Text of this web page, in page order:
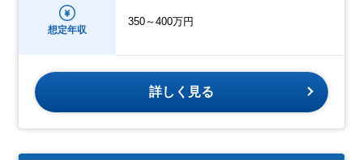
想定年収
350～400万円
詳しく見る